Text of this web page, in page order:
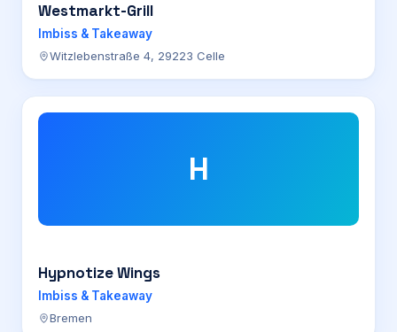
Westmarkt-Grill
Imbiss & Takeaway
Witzlebenstraße 4, 29223 Celle
H
Hypnotize Wings
Imbiss & Takeaway
Bremen